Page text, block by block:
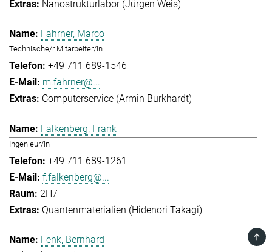
Nanostrukturlabor (Jürgen Weis)
Fahrner, Marco
Technische/r Mitarbeiter/in
+49 711 689-1546
m.fahrner@...
Computerservice (Armin Burkhardt)
Falkenberg, Frank
Ingenieur/in
+49 711 689-1261
f.falkenberg@...
2H7
Quantenmaterialien (Hidenori Takagi)
Fenk, Bernhard TOP